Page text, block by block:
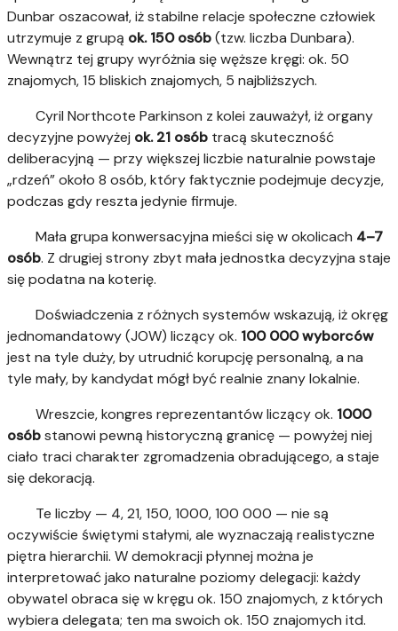
Dunbar oszacował, iż stabilne relacje społeczne człowiek
utrzymuje z grupą ok. 150 osób(tzw. liczba Dunbara).
Wewnątrz tej grupy wyróżnia się węższe kręgi: ok. 50
znajomych, 15 bliskich znajomych, 5 najbliższych.
Cyril Northcote Parkinson z kolei zauważył, iż organy
decyzyjne powyżej ok. 21 osób tracą skuteczność
deliberacyjną — przy większej liczbie naturalnie powstaje
„rdzeń” około 8 osób, który faktycznie podejmuje decyzje,
podczas gdy reszta jedynie firmuje.
Mała grupa konwersacyjna mieści się w okolicach 4–7
osób. Z drugiej strony zbyt mała jednostka decyzyjna staje
się podatna na koterię.
Doświadczenia z różnych systemów wskazują, iż okręg
jednomandatowy (JOW) liczący ok. 100 000 wyborców
jest na tyle duży, by utrudnić korupcję personalną, a na
tyle mały, by kandydat mógł być realnie znany lokalnie.
Wreszcie, kongres reprezentantów liczący ok. 1000
osóbstanowi pewną historyczną granicę — powyżej niej
ciało traci charakter zgromadzenia obradującego, a staje
się dekoracją.
Te liczby — 4, 21, 150, 1000, 100 000 — nie są
oczywiście świętymi stałymi, ale wyznaczają realistyczne
piętra hierarchii. W demokracji płynnej można je
interpretować jako naturalne poziomy delegacji: każdy
obywatel obraca się w kręgu ok. 150 znajomych, z których
wybiera delegata; ten ma swoich ok. 150 znajomych itd.